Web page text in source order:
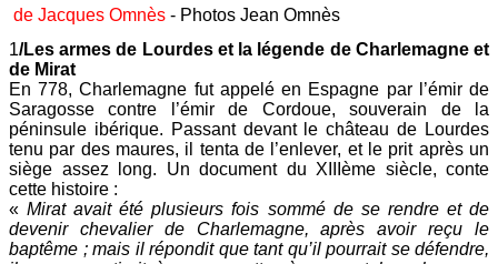
de Jacques Omnès - Photos Jean Omnès
1/Les armes de Lourdes et la légende de Charlemagne et
de Mirat
En 778, Charlemagne fut appelé en Espagne par l’émir de
Saragosse contre l’émir de Cordoue, souverain de la
péninsule ibérique. Passant devant le château de Lourdes
tenu par des maures, il tenta de l’enlever, et le prit après un
siège assez long. Un document du XIIIème siècle, conte
cette histoire :
«Mirat avait été plusieurs fois sommé de se rendre et de
devenir chevalier de Charlemagne, après avoir reçu le
baptême ; mais il répondit que tant qu’il pourrait se défendre,